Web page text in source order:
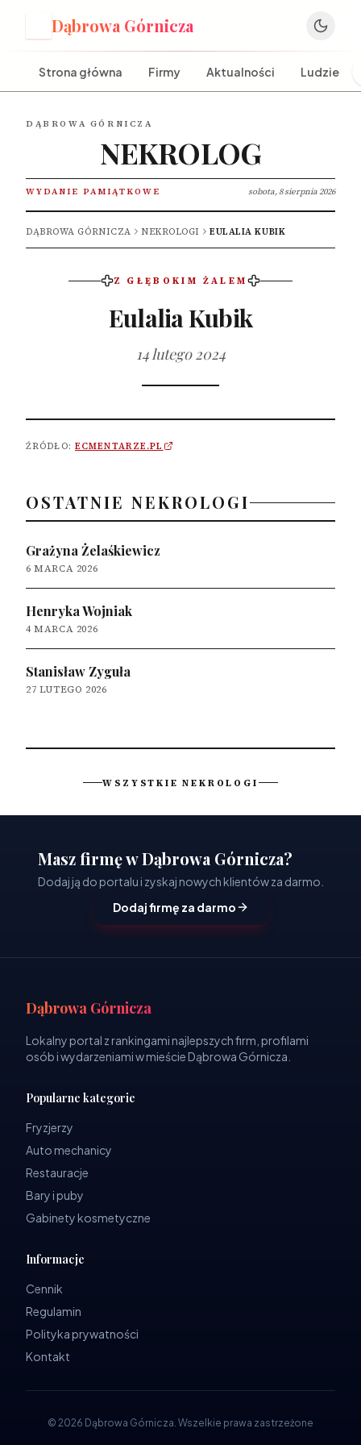
Dąbrowa Górnicza
Strona główna Firmy Aktualności Ludzie
DĄBROWA GÓRNICZA
NEKROLOG
WYDANIE PAMIĄTKOWE sobota, 8 sierpnia 2026
DĄBROWA GÓRNICZA NEKROLOGI EULALIA KUBIK
Z GŁĘBOKIM ŻALEM
Eulalia Kubik
14 lutego 2024
ŹRÓDŁO: ECMENTARZE.PL
OSTATNIE NEKROLOGI
Grażyna Żelaśkiewicz
6 MARCA 2026
Henryka Wojniak
4 MARCA 2026
Stanisław Zyguła
27 LUTEGO 2026
WSZYSTKIE NEKROLOGI
Masz firmę w Dąbrowa Górnicza?
Dodaj ją do portalu i zyskaj nowych klientów za darmo.
Dodaj firmę za darmo
Dąbrowa Górnicza
Lokalny portal z rankingami najlepszych firm, profilami
osób i wydarzeniami w mieście Dąbrowa Górnicza.
Popularne kategorie
Fryzjerzy
Auto mechanicy
Restauracje
Bary i puby
Gabinety kosmetyczne
Informacje
Cennik
Regulamin
Polityka prywatności
Kontakt
© 2026 Dąbrowa Górnicza. Wszelkie prawa zastrzeżone